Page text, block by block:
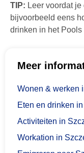
TIP: Leer voordat
bijvoorbeeld eens
drinken in het Pools
Meer
Wonen & werken
Eten en drinken
Activiteiten in
Workation in